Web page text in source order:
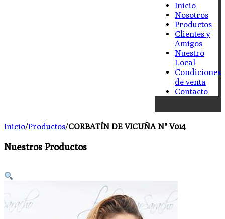
Inicio
Nosotros
Productos
Clientes y
Amigos
Nuestro
Local
Condiciones
de venta
Contacto
Inicio/Productos/CORBATÍN DE VICUÑA N° V014
Nuestros Productos